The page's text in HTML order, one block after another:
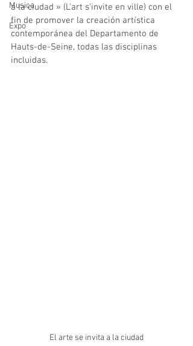
Musica
Expo
a la ciudad » (L'art s'invite en ville) con el
fin de promover la creación artística
contemporánea del Departamento de
Hauts-de-Seine, todas las disciplinas
incluidas.
El arte se invita a la ciudad